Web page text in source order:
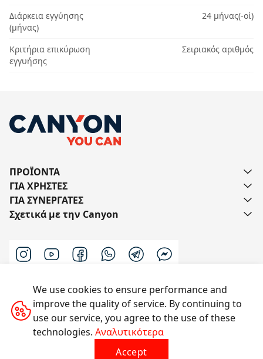
Διάρκεια εγγύησης
(μήνας)
24 μήνας(-οί)
Κριτήρια επικύρωση
εγγυήσης
Σειριακός αριθμός
ΠΡΟΪΟΝΤΑ
ΓΙΑ ΧΡΗΣΤΕΣ
ΓΙΑ ΣΥΝΕΡΓΑΤΕΣ
Σχετικά με την Canyon
Επικοινωνήστε μαζί μας
Με την επιφύλαξη παντός δικαιώματος © 2014-2026
We use cookies to ensure performance and
improve the quality of service. By continuing to
use our service, you agree to the use of these
technologies. Αναλυτικότερα
Accept